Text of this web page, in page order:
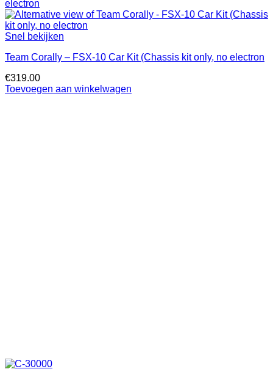
Snel bekijken
Team Corally – FSX-10 Car Kit (Chassis kit only, no electron
€319.00
Toevoegen aan winkelwagen